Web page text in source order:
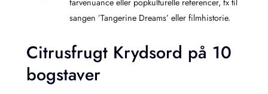
sangen ’Tangerine Dreams’ eller filmhistorie.
Citrusfrugt Krydsord på 10
bogstaver